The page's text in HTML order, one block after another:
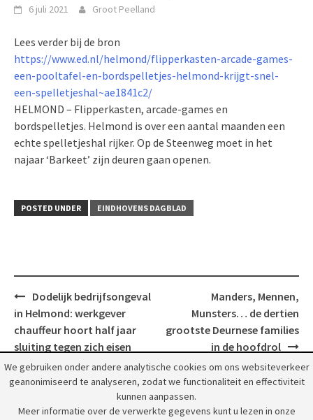
6 juli 2021 Groot Peelland
Lees verder bij de bron
https://www.ed.nl/helmond/flipperkasten-arcade-games-
een-pooltafel-en-bordspelletjes-helmond-krijgt-snel-
een-spelletjeshal~ae1841c2/
HELMOND – Flipperkasten, arcade-games en
bordspelletjes. Helmond is over een aantal maanden een
echte spelletjeshal rijker. Op de Steenweg moet in het
najaar ‘Barkeet’ zijn deuren gaan openen.
POSTED UNDER EINDHOVENS DAGBLAD
Post
navigation
Dodelijk bedrijfsongeval
in Helmond: werkgever
chauffeur hoort half jaar
sluiting tegen zich eisen
Manders, Mennen,
Munsters… de dertien
grootste Deurnese families
in de hoofdrol
We gebruiken onder andere analytische cookies om ons websiteverkeer
geanonimiseerd te analyseren, zodat we functionaliteit en effectiviteit
kunnen aanpassen.
Meer informatie over de verwerkte gegevens kunt u lezen in onze